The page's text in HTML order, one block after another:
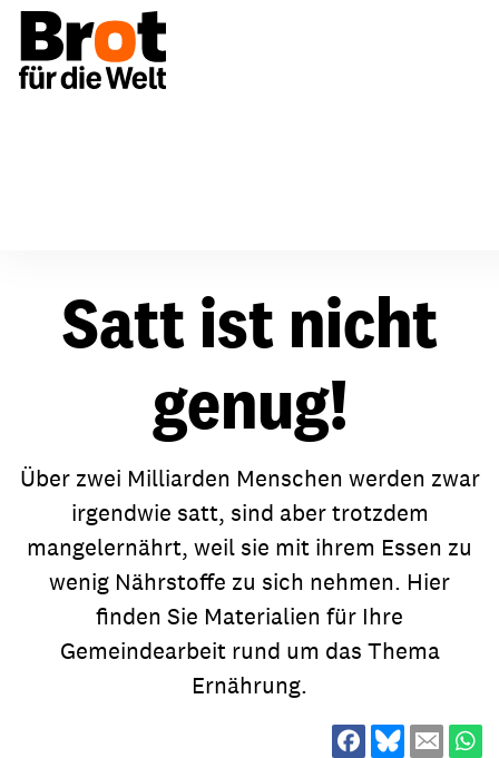
Satt ist nicht
genug!
Über zwei Milliarden Menschen werden zwar
irgendwie satt, sind aber trotzdem
mangelernährt, weil sie mit ihrem Essen zu
wenig Nährstoffe zu sich nehmen. Hier
finden Sie Materialien für Ihre
Gemeindearbeit rund um das Thema
Ernährung.